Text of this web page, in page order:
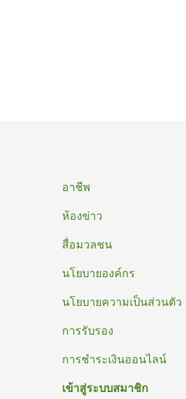
ท้าย
กระดาษ
อาชีพ
ห้องข่าว
สื่อมวลชน
นโยบายองค์กร
นโยบายความเป็นส่วนตัว
การรับรอง
การชําระเงินออนไลน์
เข้าสู่ระบบสมาชิก